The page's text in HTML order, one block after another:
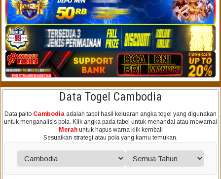
Data Togel Cambodia
Data paito Cambodia adalah tabel hasil keluaran angka togel yang digunakan
untuk menganalisis pola. Klik angka pada tabel untuk menandai atau mewarnai
Merahuntuk hapus warna klik kembali
Sesuaikan strategi atau pola yang kamu temukan.